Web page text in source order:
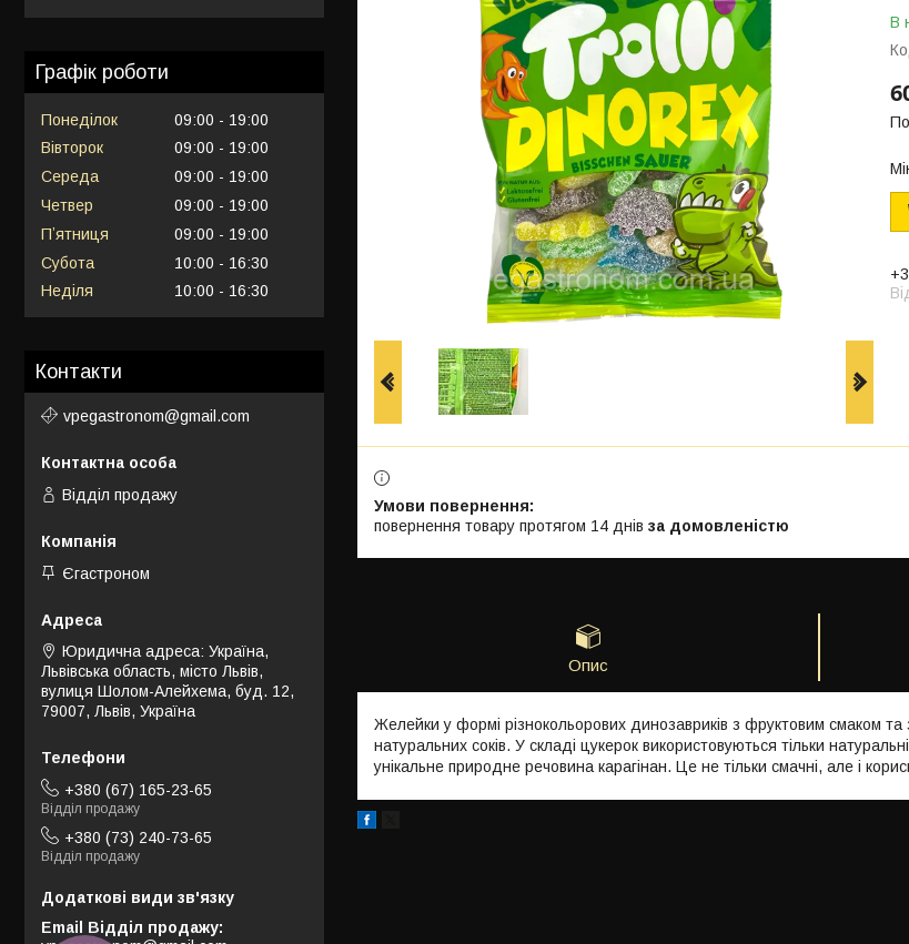
В
повернення товару протягом 14 днів за домовленістю
Опис
Желейки у формі різнокольорових динозавриків з фруктовим смаком
натуральних соків. У складі цукерок використовуються тільки
унікальне природне речовина карагінан. Це не тільки смачні, але і
Графік роботи
Понеділок 09:00
19:00
Вівторок
09:00
19:00
Середа
09:00
19:00
Четвер
09:00
19:00
Пʼятниця
09:00
19:00
Субота
10:00
16:30
Неділя
10:00 16:30
Контакти
vpegastronom@gmail.com
Відділ продажу
Єгастроном
Юридична адреса: Україна,
Львівська область, місто Львів,
вулиця Шолом-Алейхема, буд. 12,
79007, Львів, Україна
+380 (67) 165-23-65
Відділ продажу
+380 (73) 240-73-65
Відділ продажу
Email Відділ продажу